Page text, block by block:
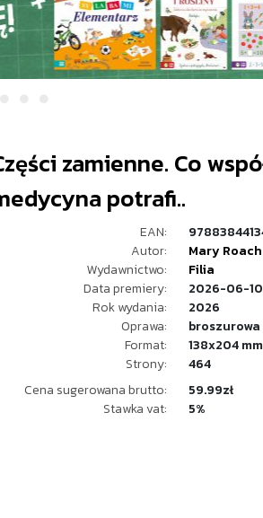
zamienne. Co
potrafi..
EAN:
Autor:
Mary Roach
Wydawnictwo:
Filia
Data premiery:
2026-06-10
Rok wydania:
2026
Oprawa:
broszurowa
Format:
138x204 mm
Strony:
464
Cena sugerowana brutto:
59.99zł
Stawka vat:
5%